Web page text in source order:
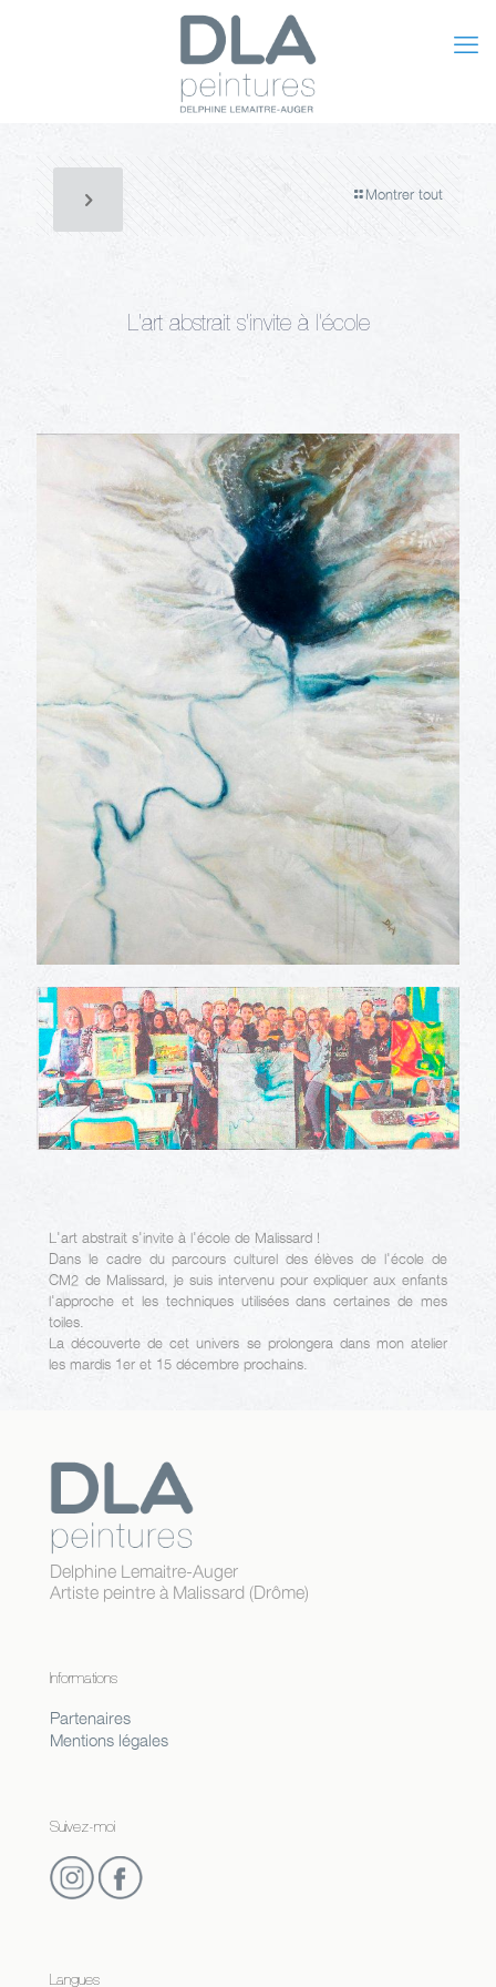
Montrer tout
L'art abstrait s'invite à l'école
L'art abstrait s'invite à l'école de Malissard !
Dans le cadre du parcours culturel des élèves de l'école de
CM2 de Malissard, je suis intervenu pour expliquer aux enfants
l'approche et les techniques utilisées dans certaines de mes
toiles.
La découverte de cet univers se prolongera dans mon atelier
les mardis 1er et 15 décembre prochains.
Delphine Lemaitre-Auger
Artiste peintre à Malissard (Drôme)
Informations
Partenaires
Mentions légales
Suivez-moi
Langues